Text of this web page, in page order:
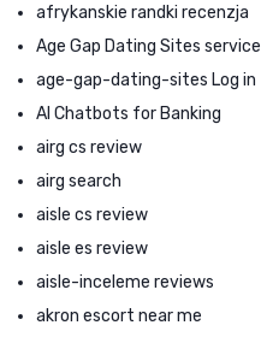
afrykanskie randki recenzja
Age Gap Dating Sites service
age-gap-dating-sites Log in
AI Chatbots for Banking
airg cs review
airg search
aisle cs review
aisle es review
aisle-inceleme reviews
akron escort near me